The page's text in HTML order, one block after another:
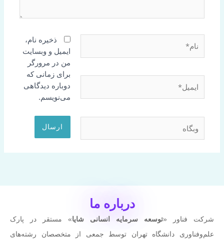
ذخیره نام،
ایمیل و وبسایت
من در مرورگر
برای زمانی که
دوباره دیدگاهی
می‌نویسم.
درباره ما
شرکت فناور «توسعه سرمایه انسانی شایا» مستقر در پارک
علم‌وفناوری دانشگاه تهران توسط جمعی از متخصصان رشته‌های